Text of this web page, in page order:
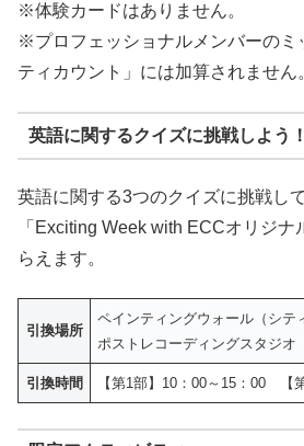
※体験カードはありません。
※プロフェッショナルメンバーのミ
ティカウント」には加算されません
英語に関するクイズに挑戦しよう！
英語に関する3つのクイズに挑戦し
「Exciting Week with ECCオリジナ
らえます。
引換場所
ペインティングウォール（シテ
ポストレコーディングスタジオ
引換時間 【第1部】10：00～15：00 【